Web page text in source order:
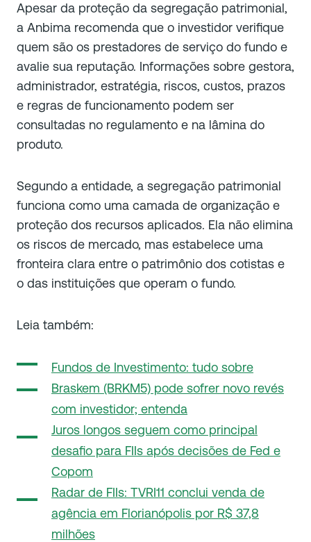
Apesar da proteção da segregação patrimonial,
a Anbima recomenda que o investidor verifique
quem são os prestadores de serviço do fundo e
avalie sua reputação. Informações sobre gestora,
administrador, estratégia, riscos, custos, prazos
e regras de funcionamento podem ser
consultadas no regulamento e na lâmina do
produto.
Segundo a entidade, a segregação patrimonial
funciona como uma camada de organização e
proteção dos recursos aplicados. Ela não elimina
os riscos de mercado, mas estabelece uma
fronteira clara entre o patrimônio dos cotistas e
o das instituições que operam o fundo.
Leia também:
Fundos de Investimento: tudo sobre
Braskem (BRKM5) pode sofrer novo revés
com investidor; entenda
Juros longos seguem como principal
desafio para FIIs após decisões de Fed e
Copom
Radar de FIIs: TVRI11 conclui venda de
agência em Florianópolis por R$ 37,8
milhões